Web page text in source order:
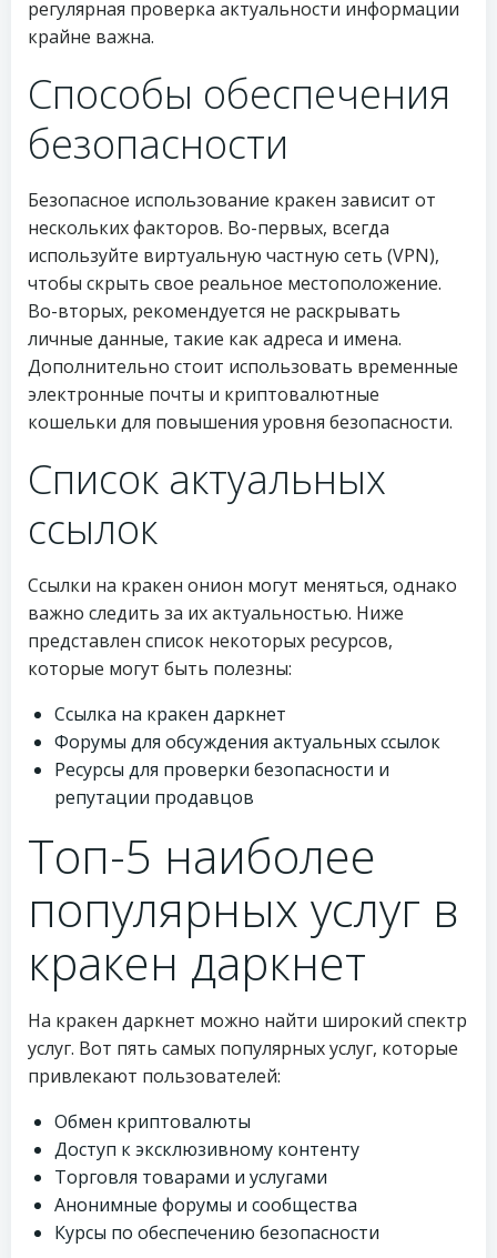
регулярная проверка актуальности информации
крайне важна.
Способы обеспечения
безопасности
Безопасное использование кракен зависит от
нескольких факторов. Во-первых, всегда
используйте виртуальную частную сеть (VPN),
чтобы скрыть свое реальное местоположение.
Во-вторых, рекомендуется не раскрывать
личные данные, такие как адреса и имена.
Дополнительно стоит использовать временные
электронные почты и криптовалютные
кошельки для повышения уровня безопасности.
Список актуальных
ссылок
Ссылки на кракен онион могут меняться, однако
важно следить за их актуальностью. Ниже
представлен список некоторых ресурсов,
которые могут быть полезны:
Ссылка на кракен даркнет
Форумы для обсуждения актуальных ссылок
Ресурсы для проверки безопасности и
репутации продавцов
Топ-5 наиболее
популярных услуг в
кракен даркнет
На кракен даркнет можно найти широкий спектр
услуг. Вот пять самых популярных услуг, которые
привлекают пользователей:
Обмен криптовалюты
Доступ к эксклюзивному контенту
Торговля товарами и услугами
Анонимные форумы и сообщества
Курсы по обеспечению безопасности